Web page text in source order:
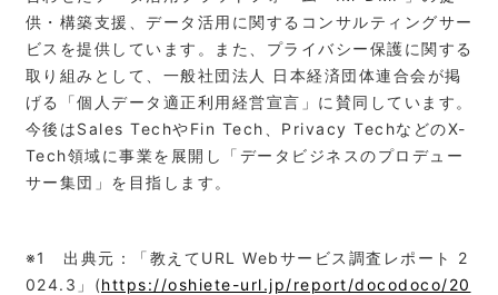
供・構築支援、データ活用に関するコンサルティングサー
ビスを提供しています。また、プライバシー保護に関する
取り組みとして、一般社団法人 日本経済団体連合会が掲
げる「個人データ適正利用経営宣言」に賛同しています。
今後はSales TechやFin Tech、Privacy TechなどのX-
Tech領域に事業を展開し「データビジネスのプロデュー
サー集団」を目指します。
※1 出典元：「教えてURL Webサービス調査レポート 2
024.3」(https://oshiete-url.jp/report/docodoco/20